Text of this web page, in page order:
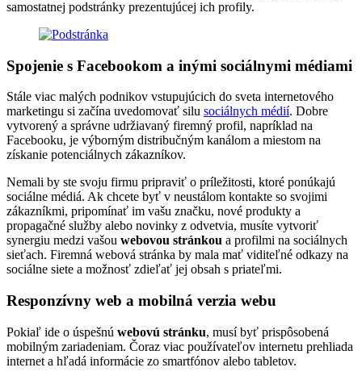
samostatnej podstránky prezentujúcej ich profily.
Spojenie s Facebookom a inými sociálnymi médiami
Stále viac malých podnikov vstupujúcich do sveta internetového
marketingu si začína uvedomovať silu sociálnych médií. Dobre
vytvorený a správne udržiavaný firemný profil, napríklad na
Facebooku, je výborným distribučným kanálom a miestom na
získanie potenciálnych zákazníkov.
Nemali by ste svoju firmu pripraviť o príležitosti, ktoré ponúkajú
sociálne médiá. Ak chcete byť v neustálom kontakte so svojimi
zákazníkmi, pripomínať im vašu značku, nové produkty a
propagačné služby alebo novinky z odvetvia, musíte vytvoriť
synergiu medzi vašou webovou stránkou a profilmi na sociálnych
sieťach. Firemná webová stránka by mala mať viditeľné odkazy na
sociálne siete a možnosť zdieľať jej obsah s priateľmi.
Responzívny web a mobilná verzia webu
Pokiaľ ide o úspešnú webovú stránku, musí byť prispôsobená
mobilným zariadeniam. Čoraz viac používateľov internetu prehliada
internet a hľadá informácie zo smartfónov alebo tabletov.